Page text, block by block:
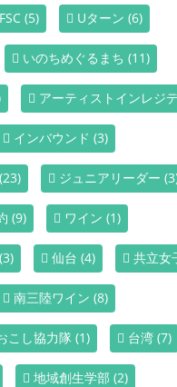
FSC (5) Uターン (6)
いのちめぐるまち (11)
アーティストインレジ
インバウンド (3)
(23) ジュニアリーダー
(9) ワイン (1)
(3) 仙台 (4) 共立女
南三陸ワイン (8)
こし協力隊 (1) 台湾 (7)
地域創生学部 (2)